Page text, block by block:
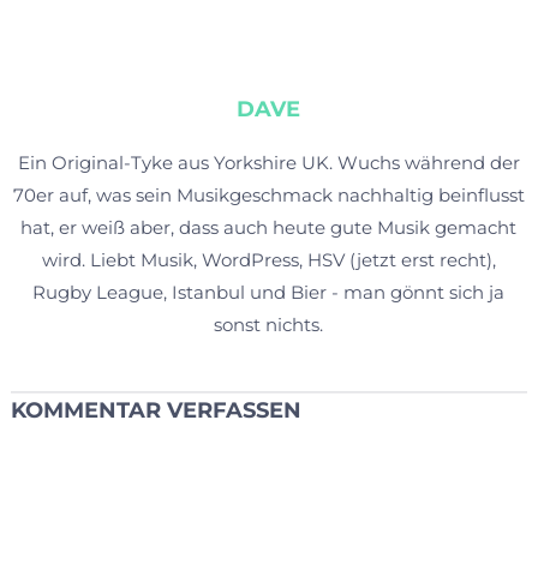
DAVE
Ein Original-Tyke aus Yorkshire UK. Wuchs während der
70er auf, was sein Musikgeschmack nachhaltig beinflusst
hat, er weiß aber, dass auch heute gute Musik gemacht
wird. Liebt Musik, WordPress, HSV (jetzt erst recht),
Rugby League, Istanbul und Bier - man gönnt sich ja
sonst nichts.
KOMMENTAR VERFASSEN